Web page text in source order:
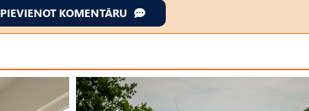
PIEVIENOT KOMENTĀRU